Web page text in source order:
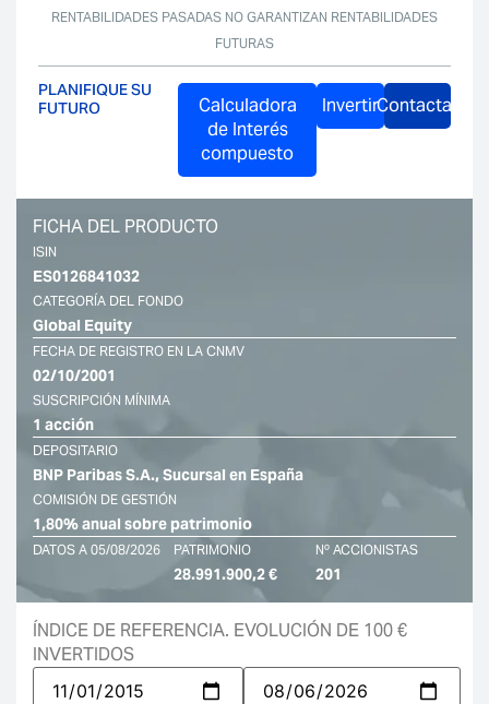
RENTABILIDADES PASADAS NO GARANTIZAN RENTABILIDADES
FUTURAS
PLANIFIQUE SU
FUTURO
Calculadora
de Interés
compuesto
InvertirContactar
FICHA DEL PRODUCTO
ISIN
ES0126841032
CATEGORÍA DEL FONDO
Global Equity
FECHA DE REGISTRO EN LA CNMV
02/10/2001
SUSCRIPCIÓN MÍNIMA
1 acción
DEPOSITARIO
BNP Paribas S.A., Sucursal en España
COMISIÓN DE GESTIÓN
1,80% anual sobre patrimonio
DATOS A 05/08/2026 PATRIMONIO
28.991.900,2 €
Nº ACCIONISTAS
201
ÍNDICE DE REFERENCIA. EVOLUCIÓN DE 100 €
INVERTIDOS